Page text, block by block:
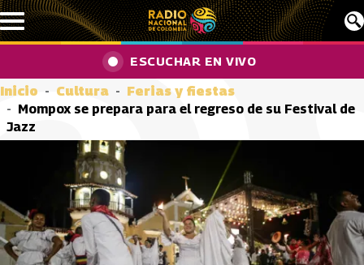
Pasar al contenido principal
ESCUCHAR EN VIVO
Inicio Cultura
Ferias y fiestas
Mompox se prepara para el regreso de su Festival de
Jazz